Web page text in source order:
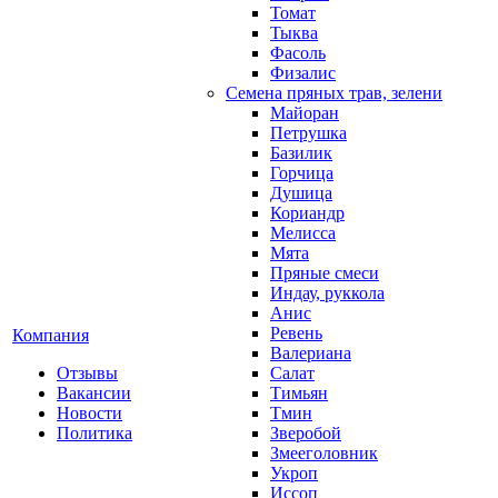
Компания
Отзывы
Вакансии
Новости
Политика
Томат
Тыква
Фасоль
Физалис
Семена пряных трав, зелени
Майоран
Петрушка
Базилик
Горчица
Душица
Кориандр
Мелисса
Мята
Пряные смеси
Индау, руккола
Анис
Ревень
Валериана
Салат
Тимьян
Тмин
Зверобой
Змееголовник
Укроп
Иссоп